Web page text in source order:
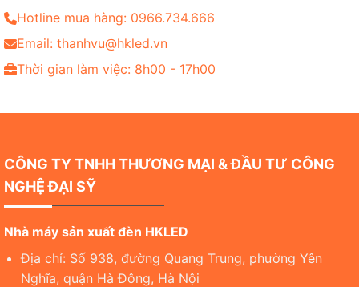
Hotline mua hàng: 0966.734.666
Email: thanhvu@hkled.vn
Thời gian làm việc: 8h00 - 17h00
CÔNG TY TNHH THƯƠNG MẠI & ĐẦU TƯ CÔNG
NGHỆ ĐẠI SỸ
Nhà máy sản xuất đèn HKLED
Địa chỉ: Số 938, đường Quang Trung, phường Yên
Nghĩa, quận Hà Đông, Hà Nội